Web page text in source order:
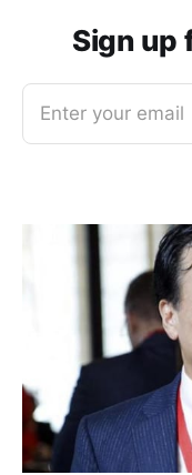
Sign up
Enter your email